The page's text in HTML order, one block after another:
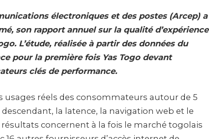
électroniques et des postes (Arcep) a
son rapport annuel sur la qualité d’expérience
L’étude, réalisée à partir des données du
pour la première fois Yas Togo devant
clés de performance.
usages réels des consommateurs autour de 5
la latence, la navigation web et le
concernent à la fois le marché togolais